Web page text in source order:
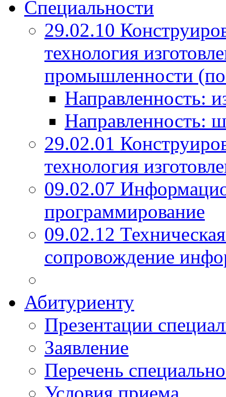
Специальности
29.02.10
технология
промышленности
Направленность:
Направленность:
29.02.01
технология
09.02.07
программирование
09.02.12
сопровождение
Абитуриенту
Презентации
Заявление
Перечень